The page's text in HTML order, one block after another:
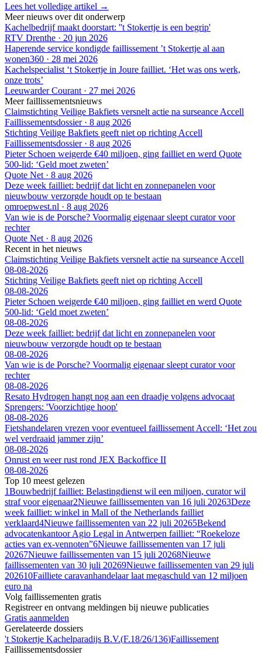
Lees het volledige artikel →
Meer nieuws over dit onderwerp
Kachelbedrijf maakt doorstart: ''t Stokertje is een begrip'
RTV Drenthe · 20 jun 2026
Haperende service kondigde faillissement ’t Stokertje al aan
wonen360 · 28 mei 2026
Kachelspecialist ‘t Stokertje in Joure failliet. ‘Het was ons werk,
onze trots’
Leeuwarder Courant · 27 mei 2026
Meer faillissementsnieuws
Claimstichting Veilige Bakfiets versnelt actie na surseance Accell
Faillissementsdossier· 8 aug 2026
Stichting Veilige Bakfiets geeft niet op richting Accell
Faillissementsdossier· 8 aug 2026
Pieter Schoen weigerde €40 miljoen, ging failliet en werd Quote
500-lid: ‘Geld moet zweten’
Quote Net · 8 aug 2026
Deze week failliet: bedrijf dat licht en zonnepanelen voor
nieuwbouw verzorgde houdt op te bestaan
omroepwest.nl · 8 aug 2026
Van wie is de Porsche? Voormalig eigenaar sleept curator voor
rechter
Quote Net · 8 aug 2026
Recent in het nieuws
Claimstichting Veilige Bakfiets versnelt actie na surseance Accell
08-08-2026
Stichting Veilige Bakfiets geeft niet op richting Accell
08-08-2026
Pieter Schoen weigerde €40 miljoen, ging failliet en werd Quote
500-lid: ‘Geld moet zweten’
08-08-2026
Deze week failliet: bedrijf dat licht en zonnepanelen voor
nieuwbouw verzorgde houdt op te bestaan
08-08-2026
Van wie is de Porsche? Voormalig eigenaar sleept curator voor
rechter
08-08-2026
Resato Hydrogen hangt nog aan een draadje volgens advocaat
Sprengers: 'Voorzichtige hoop'
08-08-2026
Fietshandelaren vrezen voor eventueel faillissement Accell: ‘Het zou
wel verdraaid jammer zijn’
08-08-2026
Onrust en weer rust rond JEX Backoffice II
08-08-2026
Top 10 meest gelezen
1Bouwbedrijf failliet: Belastingdienst wil een miljoen, curator wil
straf voor eigenaar2Nieuwe faillissementen van 16 juli 20263Deze
week failliet: winkel in Mall of the Netherlands failliet
verklaard4Nieuwe faillissementen van 22 juli 20265Bekend
advocatenkantoor Agio Legal in Antwerpen failliet: “Roekeloze
acties van ex-vennoten”6Nieuwe faillissementen van 17 juli
20267Nieuwe faillissementen van 15 juli 20268Nieuwe
faillissementen van 30 juli 20269Nieuwe faillissementen van 29 juli
202610Failliete caravanhan­de­laar laat megaschuld van 12 miljoen
euro na
Volg faillissementen gratis
Registreer en ontvang meldingen bij nieuwe publicaties
Gratis aanmelden
Gerelateerde dossiers
't Stokertje Kachelparadijs B.V.(F.18/26/136)Faillissement
Faillissementsdossier